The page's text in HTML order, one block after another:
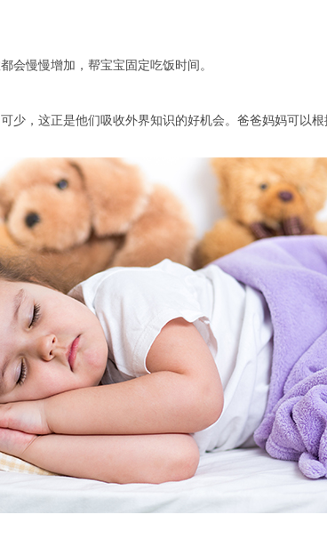
会慢慢增加，帮宝宝固定吃饭时间。
少，这正是他们吸收外界知识的好机会。爸爸妈妈可以